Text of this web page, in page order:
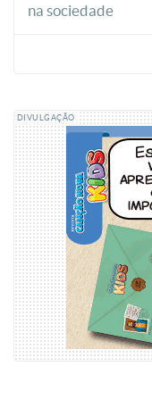
na sociedade
DIVULGAÇÃO